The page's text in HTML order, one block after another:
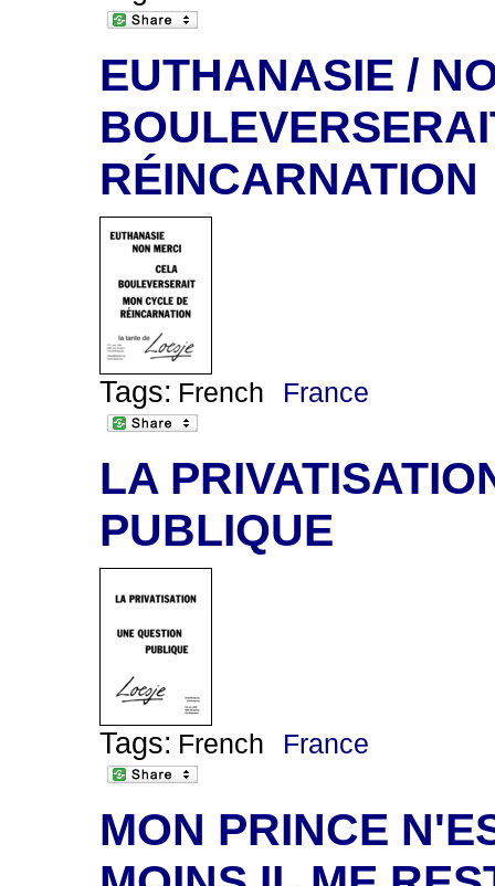
EUTHANASIE /
RÉINCARNATION
Tags: French France
LA
PUBLIQUE
Tags: French France
MON PRINCE